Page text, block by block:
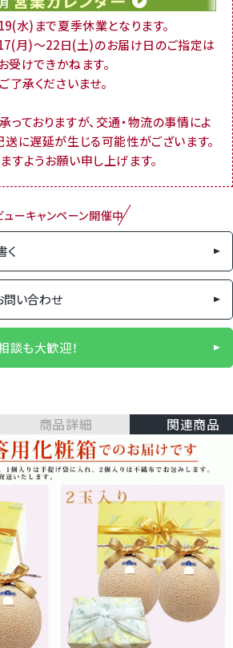
水)まで夏季休業となります。
月)～22日(土)のお届け日のご指定は
お受けできかねます。
ご了承くださいませ。
っておりますが、交通・物流の事情によ
送に遅延が生じる可能性がございます。
すようお願い申し上げます。
ューキャンペーン開催中
く
問い合わせ
談も大歓迎！
商品詳細 関連商品